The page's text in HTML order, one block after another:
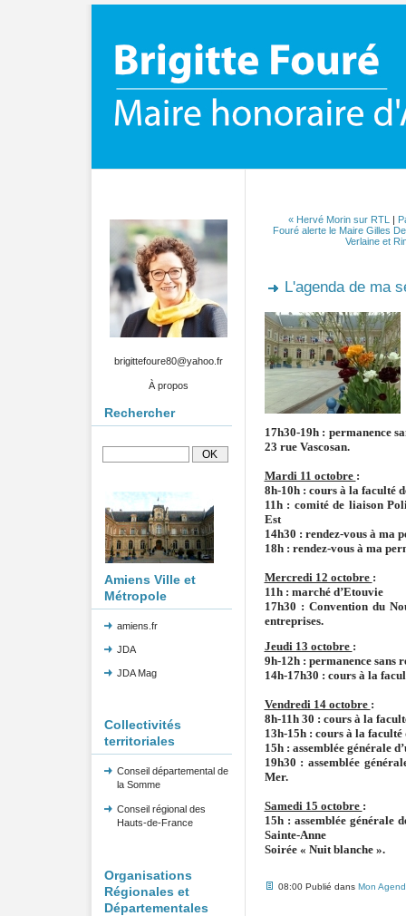
brigittefoure80@yahoo.fr
À propos
Rechercher
Amiens Ville et
Métropole
amiens.fr
JDA
JDA Mag
Collectivités
territoriales
Conseil départemental de
la Somme
Conseil régional des
Hauts-de-France
Organisations
Régionales et
Départementales
« Hervé Morin sur RTL |
Fouré alerte le Maire Gilles
Verlaine et
L'agenda de ma
17h30-19h : permanence
23 rue Vascosan.
Mardi 11 octobre :
8h-10h : cours à la faculté
11h : comité de liaison
Est
14h30 : rendez-vous à ma
18h : rendez-vous à ma
Mercredi 12 octobre :
11h : marché d’Etouvie
17h30 : Convention du
entreprises.
Jeudi 13 octobre :
9h-12h : permanence sans
14h-17h30 : cours à la
Vendredi 14 octobre :
8h-11h 30 : cours à la
13h-15h : cours à la faculté
15h : assemblée générale
19h30 : assemblée
Mer.
Samedi 15 octobre :
15h : assemblée générale
Sainte-Anne
Soirée « Nuit blanche ».
08:00 Publié dans Mon